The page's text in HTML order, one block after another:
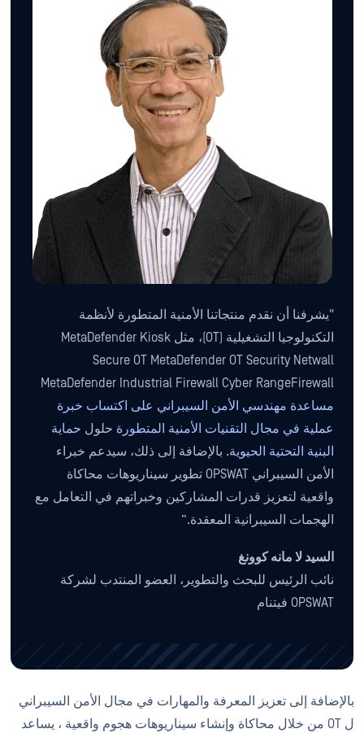
"يشرفنا أن نقدم منتجاتنا الأمنية المتطورة لأنظمة
التكنولوجيا التشغيلية (OT)، مثل MetaDefender Kiosk
Secure OT MetaDefender OT Security Netwall
MetaDefender Industrial Firewall Cyber RangeFirewall
مساعدة مهندسي الأمن السيبراني على اكتساب خبرة
عملية في مجال التقنيات الأمنية المتطورة حلول حماية
البنية التحتية الحيوية. بالإضافة إلى ذلك، سيدعم خبراء
الأمن السيبراني OPSWAT تطوير سيناريوهات محاكاة
واقعية لتعزيز قدرات المشاركين وخبراتهم في التعامل مع
الهجمات السيبرانية المعقدة.”
السيد لا مانه كوونغ
نائب الرئيس للبحث والتطوير، العضو المنتدب لشركة
OPSWAT فيتنام
بالإضافة إلى تعزيز المعرفة والمهارات في مجال الأمن السيبراني
ل OT من خلال محاكاة وإنشاء سيناريوهات هجوم واقعية ، يساعد